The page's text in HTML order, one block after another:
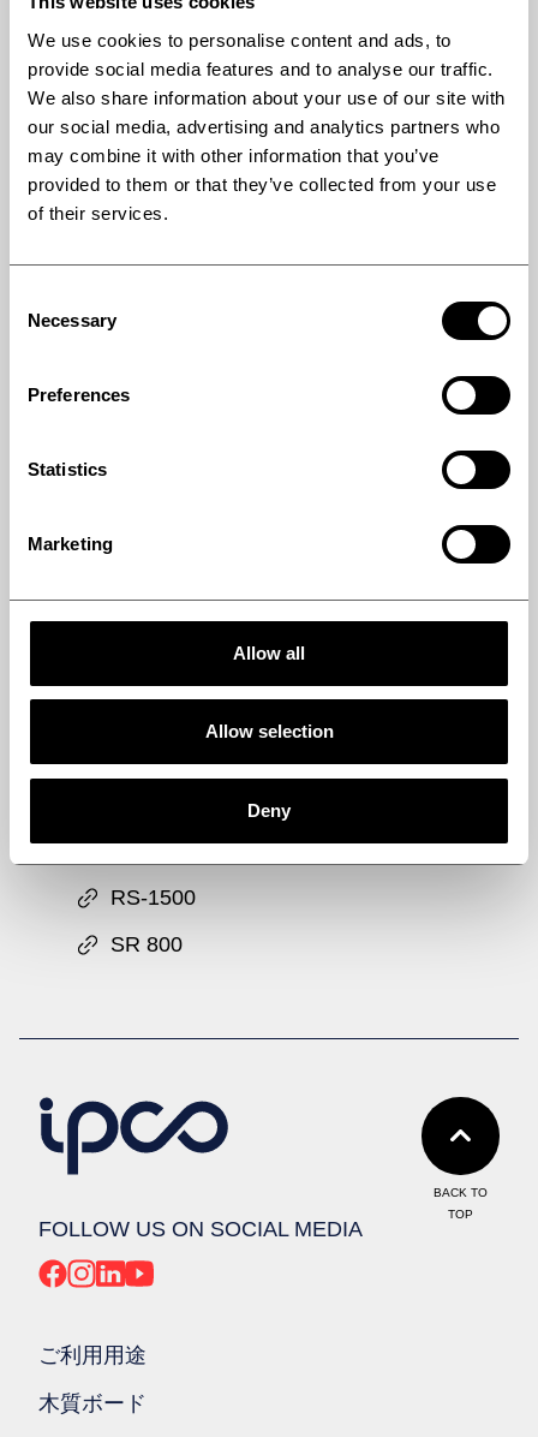
We use cookies to personalise content and ads, to
provide social media features and to analyse our traffic.
We also share information about your use of our site with
our social media, advertising and analytics partners who
may combine it with other information that you’ve
provided to them or that they’ve collected from your use
of their services.
Selection
Necessary
Preferences
Statistics
Marketing
Allow all
Allow selection
Deny
ベルト(形状別)
硫黄
コンポジットプロセス
木質ボード
()
Sulphur block pouring
Turnkey systems
Sulphur degasser DG
RS-1500
SR 800
FOLLOW US ON SOCIAL MEDIA
ご利用用途
木質ボード
BACK TO
TOP